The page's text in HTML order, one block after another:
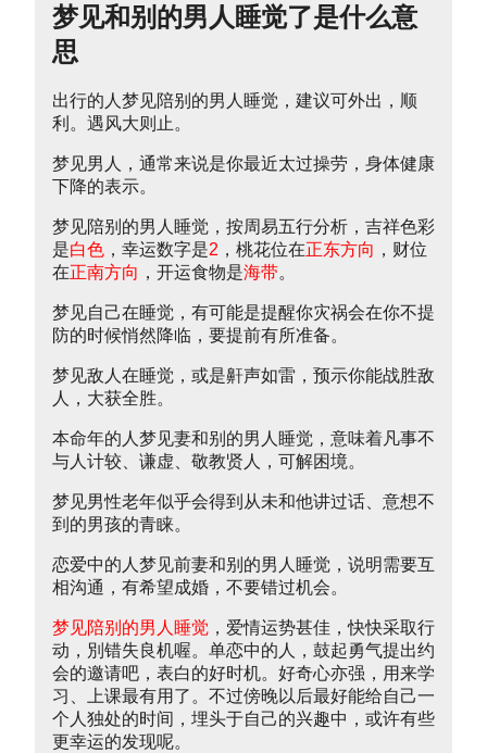
梦见和别的男人睡觉了是什么意
思
出行的人梦见陪别的男人睡觉，建议可外出，顺
利。遇风大则止。
梦见男人，通常来说是你最近太过操劳，身体健康
下降的表示。
梦见陪别的男人睡觉，按周易五行分析，吉祥色彩
是白色 ，幸运数字是2 ，桃花位在正东方向 ，财位
在正南方向 ，开运食物是海带。
梦见自己在睡觉，有可能是提醒你灾祸会在你不提
防的时候悄然降临，要提前有所准备。
梦见敌人在睡觉，或是鼾声如雷，预示你能战胜敌
人，大获全胜。
本命年的人梦见妻和别的男人睡觉，意味着凡事不
与人计较、谦虚、敬教贤人，可解困境。
梦见男性老年似乎会得到从未和他讲过话、意想不
到的男孩的青睐。
恋爱中的人梦见前妻和别的男人睡觉，说明需要互
相沟通，有希望成婚，不要错过机会。
梦见陪别的男人睡觉 ，爱情运势甚佳，快快采取行
动，別错失良机喔。单恋中的人，鼓起勇气提出约
会的邀请吧，表白的好时机。好奇心亦强，用来学
习、上课最有用了。不过傍晚以后最好能给自己一
个人独处的时间，埋头于自己的兴趣中，或许有些
更幸运的发现呢。